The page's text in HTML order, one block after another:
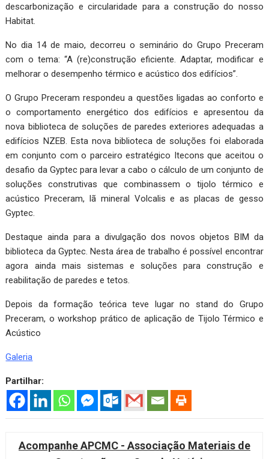
descarbonização e circularidade para a construção do nosso
Habitat.
No dia 14 de maio, decorreu o seminário do Grupo Preceram
com o tema: “A (re)construção eficiente. Adaptar, modificar e
melhorar o desempenho térmico e acústico dos edifícios”.
O Grupo Preceram respondeu a questões ligadas ao conforto e
o comportamento energético dos edifícios e apresentou da
nova biblioteca de soluções de paredes exteriores adequadas a
edifícios NZEB. Esta nova biblioteca de soluções foi elaborada
em conjunto com o parceiro estratégico Itecons que aceitou o
desafio da Gyptec para levar a cabo o cálculo de um conjunto de
soluções construtivas que combinassem o tijolo térmico e
acústico Preceram, lã mineral Volcalis e as placas de gesso
Gyptec.
Destaque ainda para a divulgação dos novos objetos BIM da
biblioteca da Gyptec. Nesta área de trabalho é possível encontrar
agora ainda mais sistemas e soluções para construção e
reabilitação de paredes e tetos.
Depois da formação teórica teve lugar no stand do Grupo
Preceram, o workshop prático de aplicação de Tijolo Térmico e
Acústico
Galeria
Partilhar:
Acompanhe APCMC - Associação Materiais de